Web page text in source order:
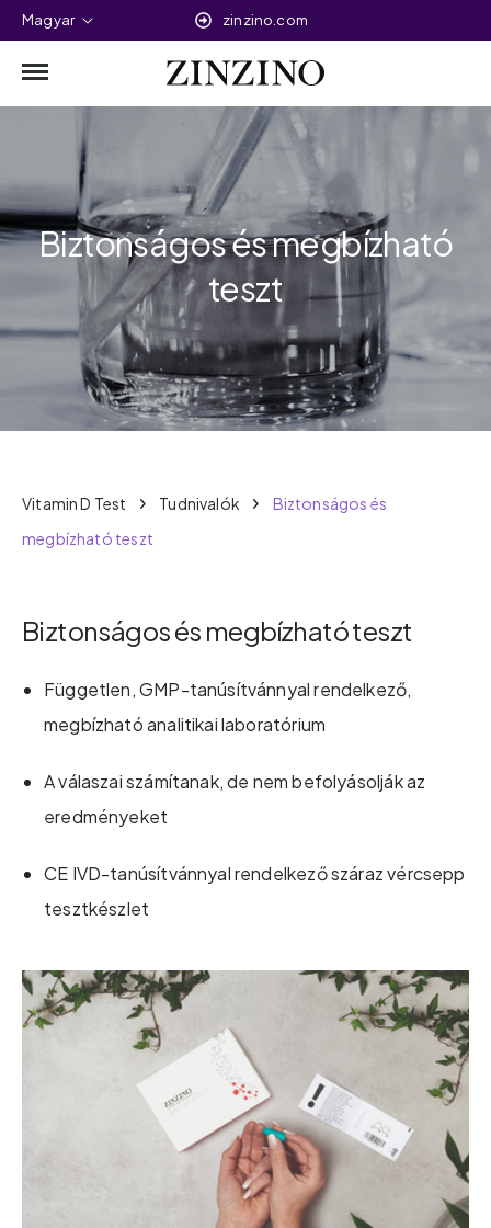
Magyar zinzino.com
Biztonságos és megbízható
teszt
Vitamin D Test Tudnivalók
Biztonságos és
megbízható teszt
Biztonságos és megbízható teszt
Független, GMP-tanúsítvánnyal rendelkező,
megbízható analitikai laboratórium
A válaszai számítanak, de nem befolyásolják az
eredményeket
CE IVD-tanúsítvánnyal rendelkező száraz vércsepp
tesztkészlet